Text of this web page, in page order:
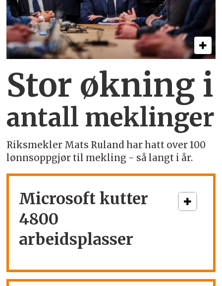
Stor økning i
antall meklinger
Riksmekler Mats Ruland har hatt over 100
lønnsoppgjør til mekling - så langt i år.
Microsoft kutter
4800
arbeidsplasser